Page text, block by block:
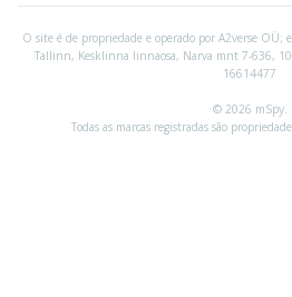
O site é de propriedade e operado por A2verse OÜ;
Tallinn, Kesklinna linnaosa, Narva mnt 7-636,
16614477
© 2026 mSpy.
Todas as marcas registradas são